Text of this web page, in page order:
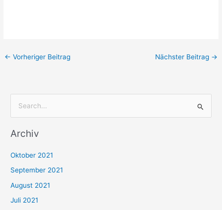
← Vorheriger Beitrag Nächster Beitrag →
c
n
n
a
Archiv
Oktober 2021
September 2021
August 2021
Juli 2021